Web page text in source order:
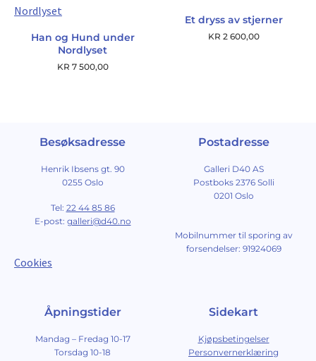
Han og Hund under
Nordlyset
KR 7 500,00
Et dryss av stjerner
KR 2 600,00
Besøksadresse
Henrik Ibsens gt. 90
0255 Oslo
Tel: 22 44 85 86
E-post: galleri@d40.no
Cookies
Postadresse
Galleri D40 AS
Postboks 2376 Solli
0201 Oslo
Mobilnummer til sporing av
forsendelser: 91924069
Åpningstider
Mandag – Fredag 10-17
Torsdag 10-18
Sidekart
Kjøpsbetingelser
Personvernerklæring